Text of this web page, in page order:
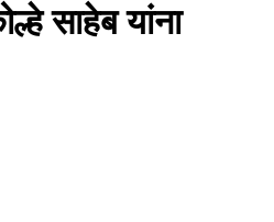
साहेब यांना